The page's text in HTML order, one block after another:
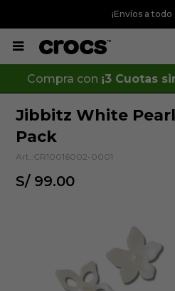
¡Envíos a

Compra con ¡3 Cuotas
Jibbitz White
Pack
CR10016002-0001
S/ 99.00